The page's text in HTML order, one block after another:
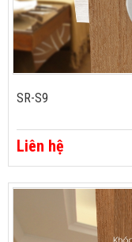
SR-S9
Liên hệ